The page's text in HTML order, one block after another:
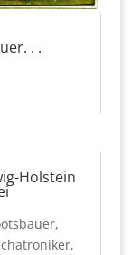
. .
Holstein
,
,